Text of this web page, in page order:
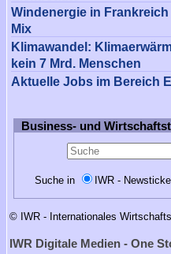
Windenergie in
Mix
Klimawandel:
kein 7 Mrd. Menschen
Aktuelle Jobs im Bereich
Business- und
Suche in IWR -
© IWR - Internationales
IWR Digitale Medien - One